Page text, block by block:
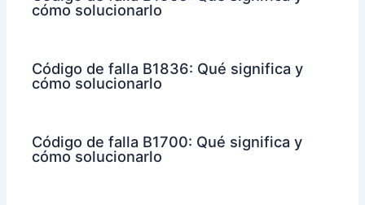
cómo solucionarlo
Código de falla B1836: Qué significa y
cómo solucionarlo
Código de falla B1700: Qué significa y
cómo solucionarlo